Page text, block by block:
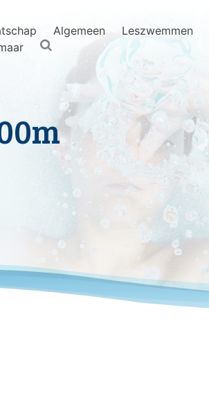
Algemeen Leszwemmen